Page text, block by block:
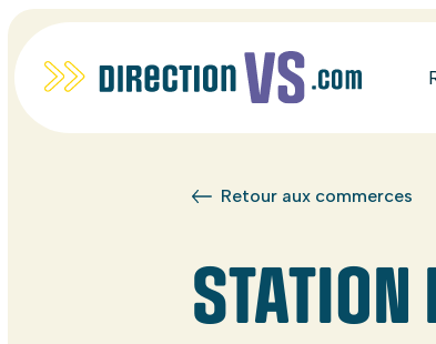
Retour aux commerces